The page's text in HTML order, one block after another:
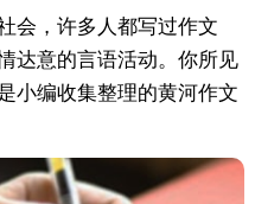
，许多人都写过作文
达意的言语活动。你所见
小编收集整理的黄河作文